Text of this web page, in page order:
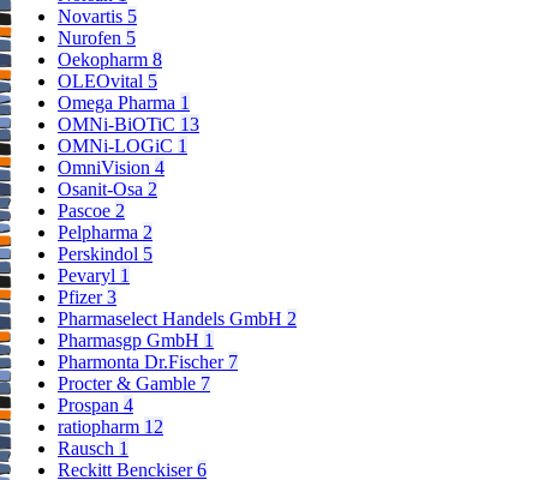
Novartis 5
Nurofen 5
Oekopharm 8
OLEOvital 5
Omega Pharma 1
OMNi-BiOTiC 13
OMNi-LOGiC 1
OmniVision 4
Osanit-Osa 2
Pascoe 2
Pelpharma 2
Perskindol 5
Pevaryl 1
Pfizer3
Pharmaselect Handels GmbH 2
Pharmasgp GmbH 1
Pharmonta Dr.Fischer 7
Procter & Gamble 7
Prospan 4
ratiopharm 12
Rausch 1
Reckitt Benckiser6